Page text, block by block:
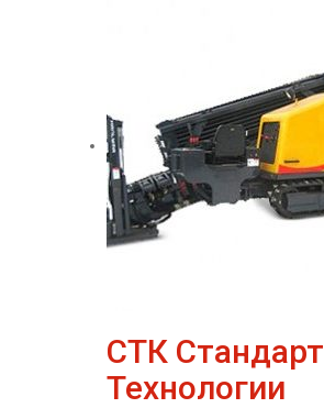
СТК Стандарт
Технологии